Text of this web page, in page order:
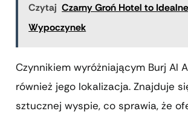
Czytaj Czarny Groń Hotel to
Wypoczynek
Czynnikiem wyróżniającym Burj Al
również jego lokalizacja. Znajduje
sztucznej wyspie, co sprawia, że